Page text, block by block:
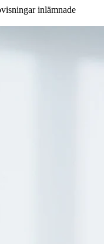
inlämnade